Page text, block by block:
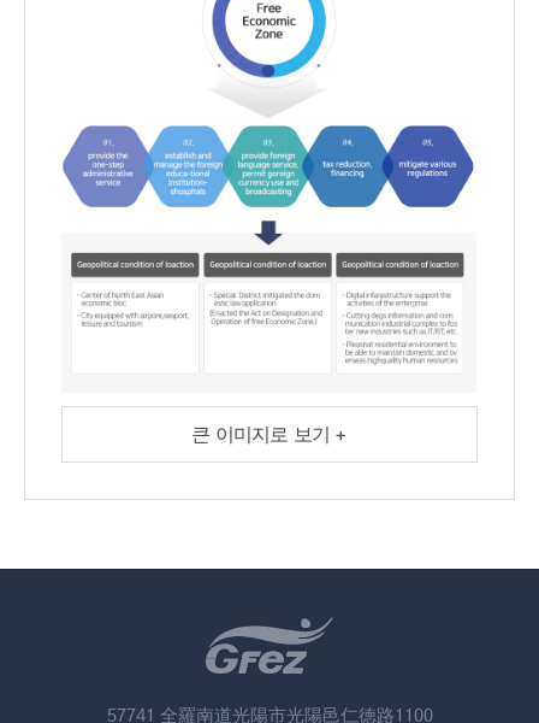
큰 이미지로 보기 +
57741 全羅南道光陽市光陽邑仁徳路1100